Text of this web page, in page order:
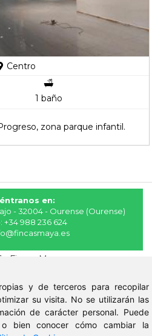
y de terceros para recopilar
su visita. No se utilizarán las
de carácter personal. Puede
bien conocer cómo cambiar la
Centro
1 baño
zona parque infantil.
en:
- 32004 - Ourense (Ourense)
+34 988 236 624
Fincas Maya
Privacidad